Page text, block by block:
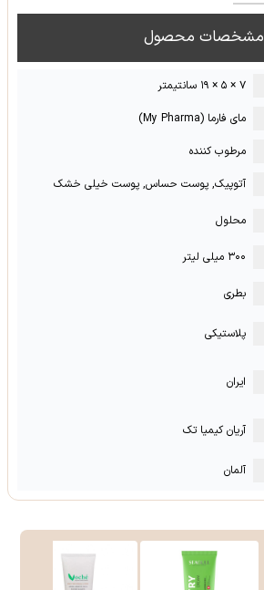
مشخصات محصول
۷ × ۵ × ۱۹ سانتیمتر
مای فارما (My Pharma)
مرطوب کننده
آتوپیک, پوست حساس, پوست خیلی خشک
محلول
۳۰۰ میلی لیتر
بطری
پلاستیکی
ایران
آریان کیمیا تک
آلمان